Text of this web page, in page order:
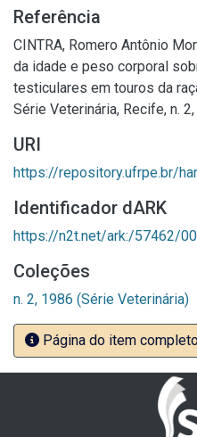
Referência
CINTRA, Romero Antônio
da idade e peso corporal
testiculares em touros da
Série Veterinária, Recife, n.
URI
https://repository.ufrpe.br/
Identificador dARK
https://n2t.net/ark:/57462/
Coleções
n. 2, 1986 (Série Veterinária)
Página do item